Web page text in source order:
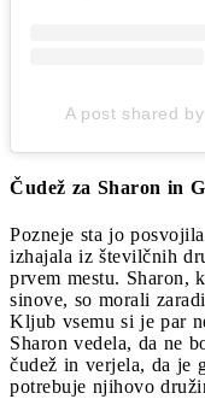
A post shared
Čudež za Sharon in
Pozneje sta jo
izhajala iz številčnih
prvem mestu. Sharon,
sinove, so morali
Kljub vsemu si je par
Sharon vedela, da ne
čudež in verjela, da je
potrebuje njihovo